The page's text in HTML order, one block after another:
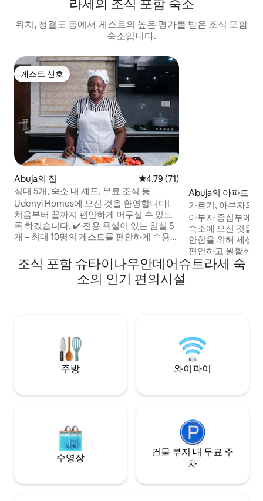
라세의 조식 포함 숙소
위치, 청결도 등에서 게스트의 높은 평가를 받은 조식 포함
숙소입니다.
게스트 선호
게스트 선호
Abuja의 집 평점 4.79점(5점 만점), 후기 71
4.79 (71)
침대 5개, 숙소 내 셰프, 무료 조식 등
Udenyi Homes에 오신 것을 환영합니다!
처음부터 끝까지 편안하게 머무실 수 있도
록 하겠습니다. ✔️ 전용 욕실이 있는 침실 5
개 – 최대 10명의 게스트를 편안하게 수용
사 제공 ✔️ 프라이빗 셰프 서비스 – 요청 시
셰프 앤이 맛있는 식사를 준비해드립니다.
✔️ 24시간 전력 및 Starlink 와이파이 – 안정
부지에 있습니다.
Abuja의 아파트
가르키, 아부자의
파트
아부자 중심부에
숙소에 오신 것을
안함을 위해 세심
편안하고 원활한
것을 갖추고 있습니다. 제공 사항: ✔️
휴 무장 경비원 ✔️
억을 만들어 보세
조식 포함 슈타이나우안데어슈트라세 숙
소의 인기 편의시설
주방 와이파이
수영장
건물 부지 내 무료 주
차